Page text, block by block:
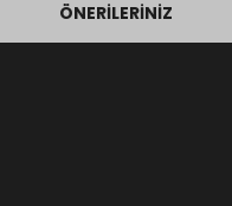
ÖNERILERINIZ